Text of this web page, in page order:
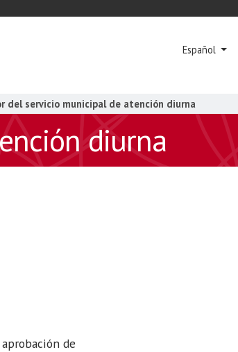
Español
del servicio municipal de atención diurna
diurna
de